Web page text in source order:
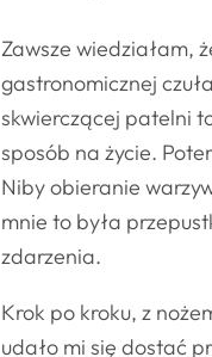
Zawsze wiedziałam,
gastronomicznej
skwierczącej patelni
sposób na życie.
Niby obieranie
mnie to była
zdarzenia.
Krok po kroku, z
udało mi się dostać